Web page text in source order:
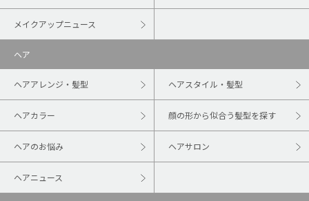
メイクアップニュース
ヘア
ヘアアレンジ・髪型 ヘアスタイル・髪型
ヘアカラー 顔の形から似合う髪型を探す
ヘアのお悩み ヘアサロン
ヘアニュース